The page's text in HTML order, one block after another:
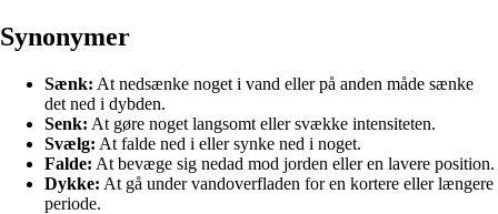
Synonymer
Sænk: At nedsænke noget i vand eller på anden måde sænke
det ned i dybden.
Senk: At gøre noget langsomt eller svække intensiteten.
Svælg: At falde ned i eller synke ned i noget.
Falde: At bevæge sig nedad mod jorden eller en lavere position.
Dykke: At gå under vandoverfladen for en kortere eller længere
periode.